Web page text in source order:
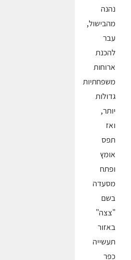
נהנה
מהבישול,
עבר
להכנת
ארוחות
משפחתיות
גדולות
יותר,
ואז
תפס
אומץ
ופתח
מסעדה
בשם
"צצה"
באזור
תעשייה
כפר